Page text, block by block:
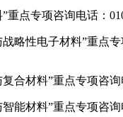
”重点专项咨询电话：
战略性电子材料”重点
复合材料”重点专项咨
智能材料”重点专项咨